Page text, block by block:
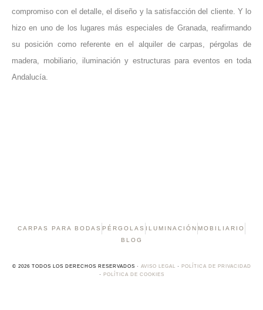
compromiso con el detalle, el diseño y la satisfacción del cliente. Y lo
hizo en uno de los lugares más especiales de Granada, reafirmando
su posición como referente en el alquiler de carpas, pérgolas de
madera, mobiliario, iluminación y estructuras para eventos en toda
Andalucía.
CARPAS PARA BODAS PÉRGOLAS ILUMINACIÓN MOBILIARIO
BLOG
© 2026 TODOS LOS DERECHOS RESERVADOS · AVISO LEGAL ·
POLÍTICA DE PRIVACIDAD
·
POLÍTICA DE COOKIES